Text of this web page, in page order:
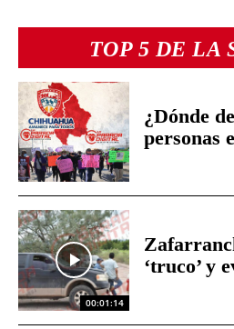
TOP 5 DE LA
¿Dónde
personas
00:01:14
‘truco’ y